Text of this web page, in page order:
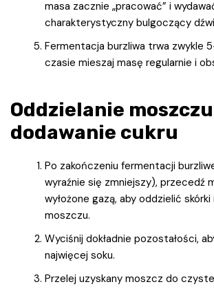
masa zacznie „pracować” i
charakterystyczny bulgoczący
Fermentacja burzliwa trwa zwykle
czasie mieszaj masę regularnie i
Oddzielanie
dodawanie cukru
Po zakończeniu fermentacji
wyraźnie się zmniejszy), przecedź
wyłożone gazą, aby oddzielić
moszczu.
Wyciśnij dokładnie pozostałości,
najwięcej soku.
Przelej uzyskany moszcz do